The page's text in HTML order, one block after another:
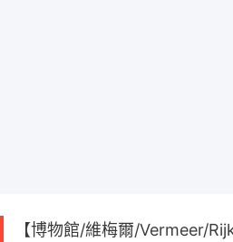
【博物館/維梅爾/Vermeer/